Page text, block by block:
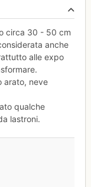
circa 30 - 50 cm
anche
alle expo
arato, neve
qualche
lastroni.